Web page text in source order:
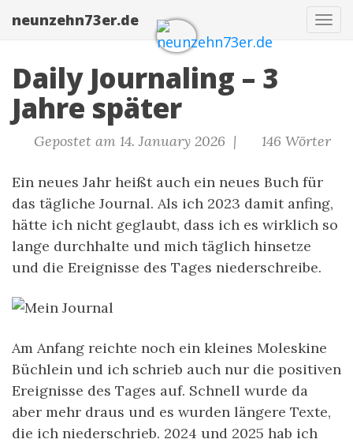
neunzehn73er.de
Daily Journaling – 3
Jahre später
Gepostet am 14. January 2026 | 146 Wörter
Ein neues Jahr heißt auch ein neues Buch für
das tägliche Journal. Als ich 2023 damit anfing,
hätte ich nicht geglaubt, dass ich es wirklich so
lange durchhalte und mich täglich hinsetze
und die Ereignisse des Tages niederschreibe.
Am Anfang reichte noch ein kleines Moleskine
Büchlein und ich schrieb auch nur die positiven
Ereignisse des Tages auf. Schnell wurde da
aber mehr draus und es wurden längere Texte,
die ich niederschrieb. 2024 und 2025 hab ich